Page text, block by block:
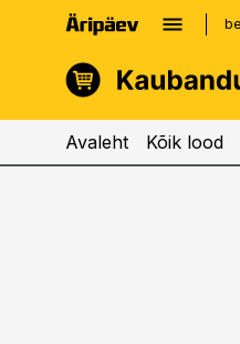
kinnisvarauudised.ee
logistikauudised.ee
Avaleht Kõik lood